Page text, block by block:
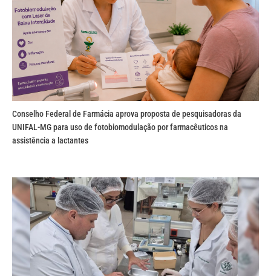
Conselho Federal de Farmácia aprova proposta de pesquisadoras da
UNIFAL-MG para uso de fotobiomodulação por farmacêuticos na
assistência a lactantes